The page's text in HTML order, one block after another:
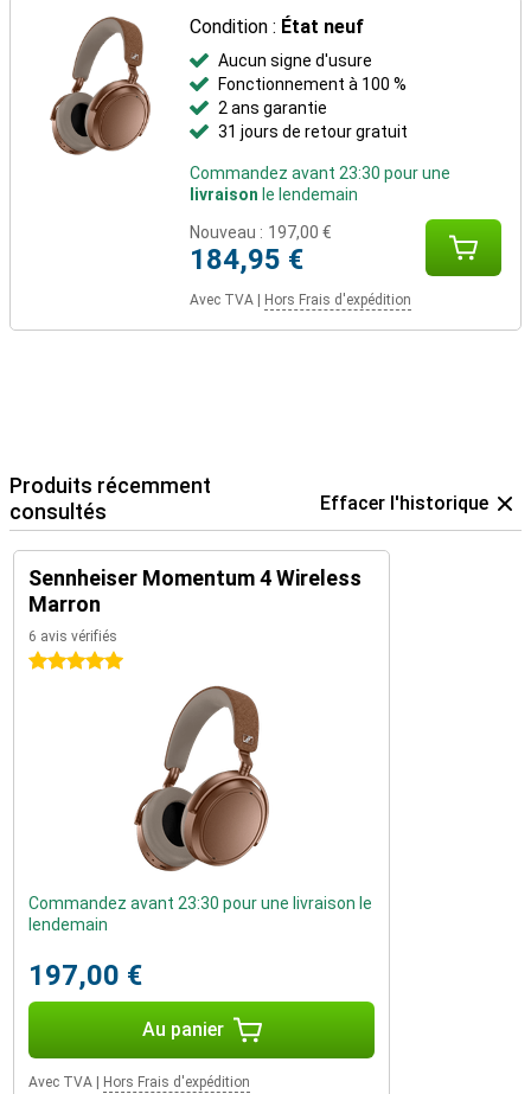
Condition : État neuf
Aucun signe d'usure
Fonctionnement à 100 %
2 ans garantie
31 jours de retour gratuit
Commandez avant 23:30 pour une
livraison le lendemain
Nouveau : 197,00 €
184,95 €
Avec TVA Hors Frais d'expédition
Produits récemment
consultés
Effacer l'historique
Sennheiser Momentum 4 Wireless
Marron
6 avis vérifiés
5 étoiles
Commandez avant 23:30 pour une livraison le
lendemain
197,00 €
Au panier
Avec TVA Hors Frais d'expédition